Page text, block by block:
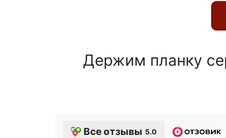
Держим планку
Все отзывы 5.0